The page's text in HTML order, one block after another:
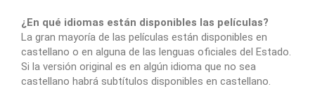
¿En qué idiomas están disponibles las películas?
La gran mayoría de las películas están disponibles en
castellano o en alguna de las lenguas oficiales del Estado.
Si la versión original es en algún idioma que no sea
castellano habrá subtítulos disponibles en castellano.